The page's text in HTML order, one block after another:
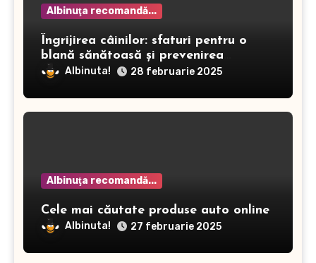
Albinuţa recomandă...
Îngrijirea câinilor: sfaturi pentru o
blană sănătoasă și prevenirea
dermatitei
Albinuta! 28 februarie 2025
Albinuţa recomandă...
Cele mai căutate produse auto online
Albinuta! 27 februarie 2025